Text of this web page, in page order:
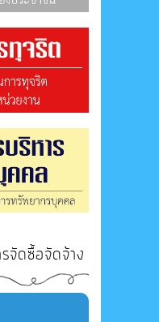
จัดซื้อจัดจ้าง